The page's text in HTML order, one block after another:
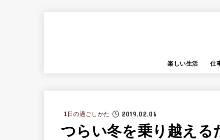
楽しい生活 仕
1日の過ごしかた 2019.02.06
つらい冬を乗り越え